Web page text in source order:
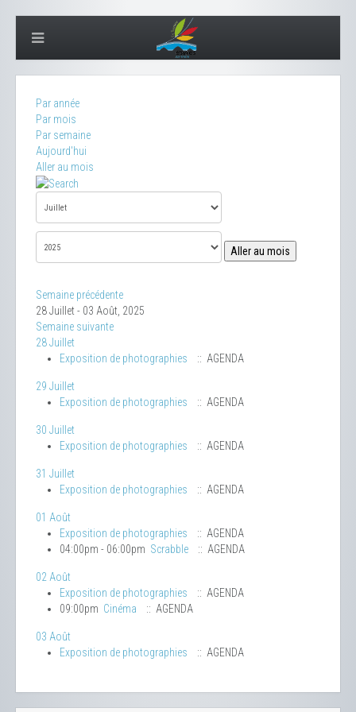
Par année
Par mois
Par semaine
Aujourd'hui
Aller au mois
Aller au mois
Semaine précédente
28 Juillet - 03 Août, 2025
Semaine suivante
28 Juillet
Exposition de photographies
:: AGENDA
29 Juillet
Exposition de photographies
:: AGENDA
30 Juillet
Exposition de photographies
:: AGENDA
31 Juillet
Exposition de photographies
:: AGENDA
01 Août
Exposition de photographies
:: AGENDA
04:00pm - 06:00pm Scrabble :: AGENDA
02 Août
Exposition de photographies
:: AGENDA
09:00pm Cinéma :: AGENDA
03 Août
Exposition de photographies
:: AGENDA